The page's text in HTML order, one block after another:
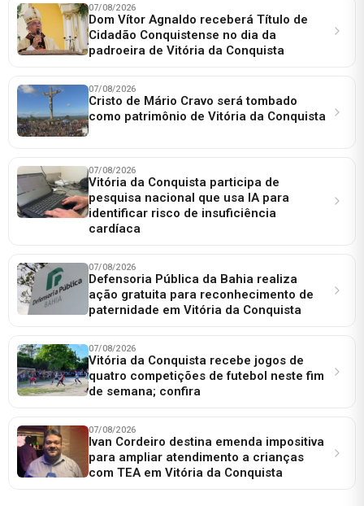
07/08/2026
Dom Vítor Agnaldo receberá Título de
Cidadão Conquistense no dia da
padroeira de Vitória da Conquista
07/08/2026
Cristo de Mário Cravo será tombado
como patrimônio de Vitória da Conquista
07/08/2026
Vitória da Conquista participa de
pesquisa nacional que usa IA para
identificar risco de insuficiência
cardíaca
07/08/2026
Defensoria Pública da Bahia realiza
ação gratuita para reconhecimento de
paternidade em Vitória da Conquista
07/08/2026
Vitória da Conquista recebe jogos de
quatro competições de futebol neste fim
de semana; confira
07/08/2026
Ivan Cordeiro destina emenda impositiva
para ampliar atendimento a crianças
com TEA em Vitória da Conquista